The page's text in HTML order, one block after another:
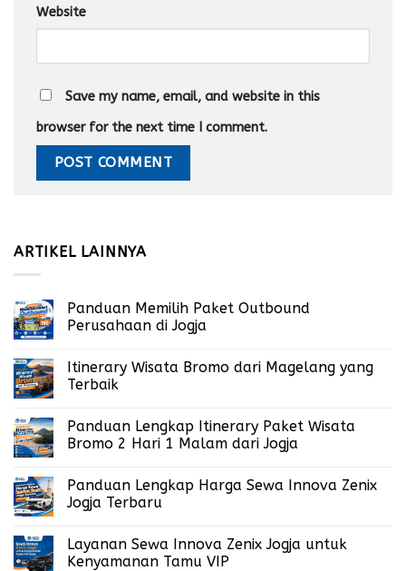
Website
Save my name, email, and website in this
browser for the next time I comment.
ARTIKEL LAINNYA
Panduan Memilih Paket Outbound
Perusahaan di Jogja
Itinerary Wisata Bromo dari Magelang yang
Terbaik
Panduan Lengkap Itinerary Paket Wisata
Bromo 2 Hari 1 Malam dari Jogja
Panduan Lengkap Harga Sewa Innova Zenix
Jogja Terbaru
Layanan Sewa Innova Zenix Jogja untuk
Kenyamanan Tamu VIP